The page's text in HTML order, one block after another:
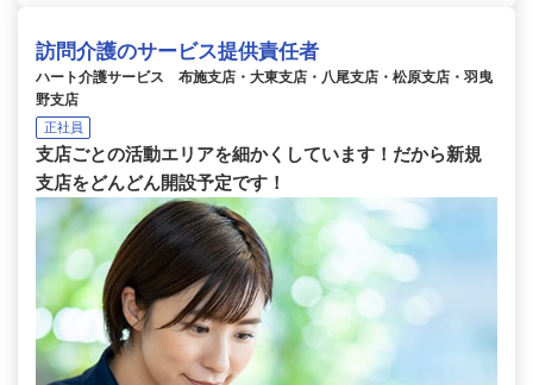
訪問介護のサービス提供責任者
ハート介護サービス 布施支店・大東支店・八尾支店・松原支店・羽曳
野支店
正社員
支店ごとの活動エリアを細かくしています！だから新規
支店をどんどん開設予定です！